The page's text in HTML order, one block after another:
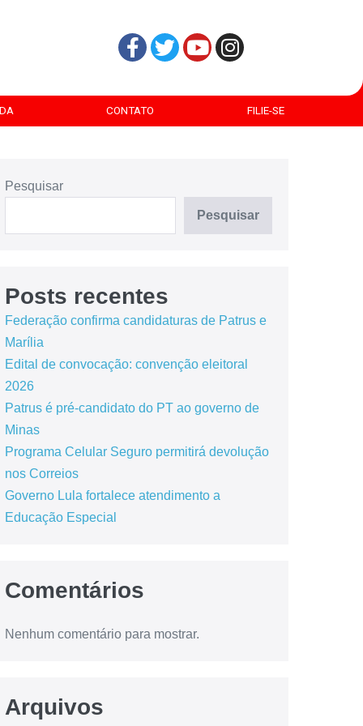
CONTATO FILIE-SE
Pesquisar
Pesquisar
Posts recentes
Federação confirma candidaturas de Patrus e
Marília
Edital de convocação: convenção eleitoral
2026
Patrus é pré-candidato do PT ao governo de
Minas
Programa Celular Seguro permitirá devolução
nos Correios
Governo Lula fortalece atendimento a
Educação Especial
Comentários
Nenhum comentário para mostrar.
Arquivos